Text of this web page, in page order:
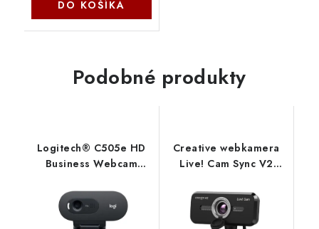
DO KOŠÍKA
Podobné produkty
Logitech® C505e HD
Business Webcam
Creative webkamera
Live! Cam Sync V2
Creative Labs